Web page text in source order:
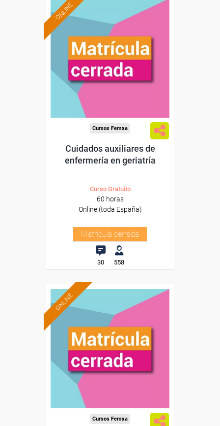
ONLINE
Cursos Femxa
Cuidados auxiliares de
enfermería en geriatría
Curso Gratuito
60 horas
Online (toda España)
Matrícula cerrada
30 558
ONLINE
Cursos Femxa